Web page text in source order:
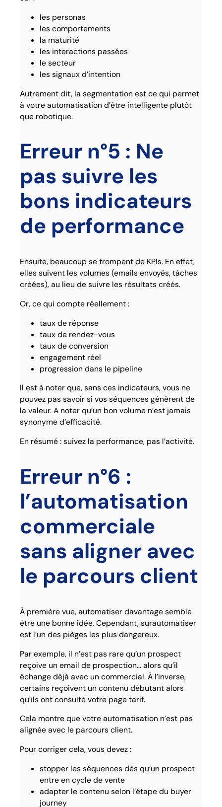
les personas
les comportements
la maturité
les interactions passées
le secteur
les signaux d’intention
Autrement dit, la segmentation est ce qui permet
à votre automatisation d’être intelligente plutôt
que robotique.
Erreur n°5 : Ne
pas suivre les
bons indicateurs
de performance
Ensuite, beaucoup se trompent de KPIs. En effet,
elles suivent les volumes (emails envoyés, tâches
créées), au lieu de suivre les résultats créés.
Or, ce qui compte réellement :
taux de réponse
taux de rendez-vous
taux de conversion
engagement réel
progression dans le pipeline
Il est à noter que, sans ces indicateurs, vous ne
pouvez pas savoir si vos séquences génèrent de
la valeur. A noter qu’un bon volume n’est jamais
synonyme d’efficacité.
En résumé : suivez la performance, pas l’activité.
Erreur n°6 :
l’automatisation
commerciale
sans aligner avec
le parcours client
À première vue, automatiser davantage semble
être une bonne idée. Cependant, surautomatiser
est l’un des pièges les plus dangereux.
Par exemple, il n’est pas rare qu’un prospect
reçoive un email de prospection… alors qu’il
échange déjà avec un commercial. À l’inverse,
certains reçoivent un contenu débutant alors
qu’ils ont consulté votre page tarif.
Cela montre que votre automatisation n’est pas
alignée avec le parcours client.
Pour corriger cela, vous devez :
stopper les séquences dès qu’un prospect
entre en cycle de vente
adapter le contenu selon l’étape du buyer
journey